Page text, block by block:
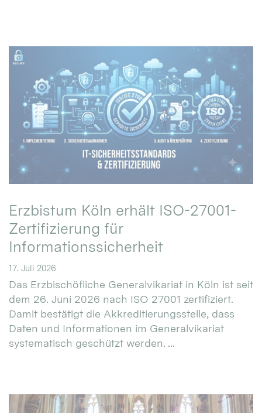
Erzbistum Köln erhält ISO-27001-
Zertifizierung für
Informationssicherheit
17. Juli 2026
Das Erzbischöfliche Generalvikariat in Köln ist seit
dem 26. Juni 2026 nach ISO 27001 zertifiziert.
Damit bestätigt die Akkreditierungsstelle, dass
Daten und Informationen im Generalvikariat
systematisch geschützt werden. ...